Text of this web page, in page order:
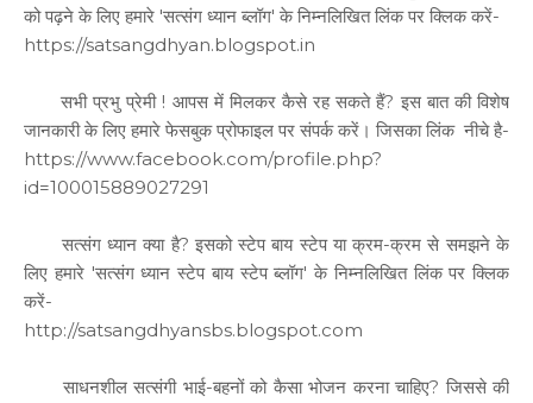
को पढ़ने के लिए हमारे 'सत्संग ध्यान ब्लॉग' के निम्नलिखित लिंक पर क्लिक करें-
https://satsangdhyan.blogspot.in
सभी प्रभु प्रेमी ! आपस में मिलकर कैसे रह सकते हैं? इस बात की विशेष
जानकारी के लिए हमारे फेसबुक प्रोफाइल पर संपर्क करें। जिसका लिंक नीचे है-
https://www.facebook.com/profile.php?
id=100015889027291
सत्संग ध्यान क्या है? इसको स्टेप बाय स्टेप या क्रम-क्रम से समझने के
लिए हमारे 'सत्संग ध्यान स्टेप बाय स्टेप ब्लॉग' के निम्नलिखित लिंक पर क्लिक
करें-
http://satsangdhyansbs.blogspot.com
साधनशील सत्संगी भाई-बहनों को कैसा भोजन करना चाहिए? जिससे की